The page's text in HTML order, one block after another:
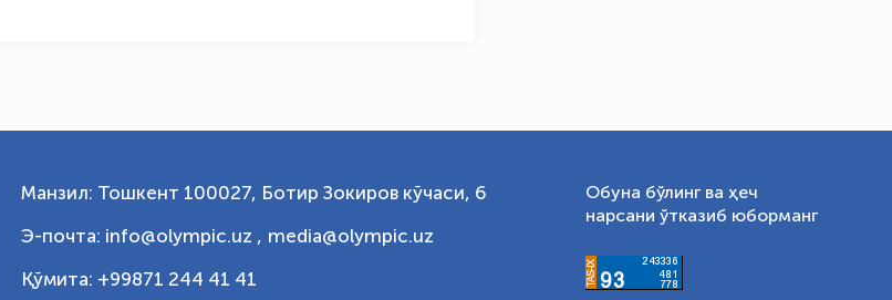
Манзил: Тошкент 100027, Ботир Зокиров кўчаси, 6
Э-почта: info@olympic.uz , media@olympic.uz
Қўмита: +99871 244 41 41
Обуна бўлинг ва ҳеч
нарсани ўтказиб юборманг